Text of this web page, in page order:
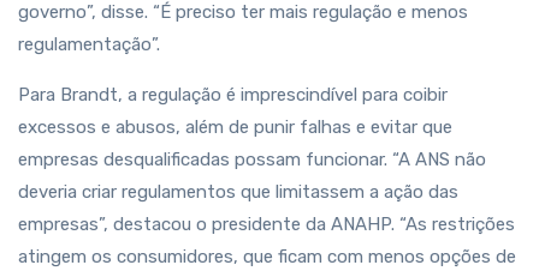
governo”, disse. “É preciso ter mais regulação e menos
regulamentação”.
Para Brandt, a regulação é imprescindível para coibir
excessos e abusos, além de punir falhas e evitar que
empresas desqualificadas possam funcionar. “A ANS não
deveria criar regulamentos que limitassem a ação das
empresas”, destacou o presidente da ANAHP. “As restrições
atingem os consumidores, que ficam com menos opções de